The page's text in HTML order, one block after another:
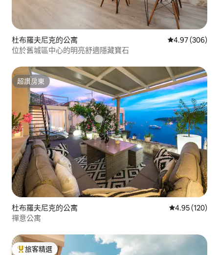
杜布羅夫尼克的公寓 從 306 則評價
4.97 (306)
位於舊城區中心的明亮舒適隱藏寶石
超讚房東
超讚房東
杜布羅夫尼克的公寓 從 120 則評價
4.95 (120)
禪意公寓
旅客精選